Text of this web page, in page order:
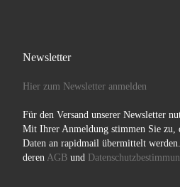
Newsletter
Hier zum Newsletter anmelden
Für den Versand unserer Newsletter
Mit Ihrer Anmeldung stimmen Sie zu,
Daten an rapidmail übermittelt
deren AGBund